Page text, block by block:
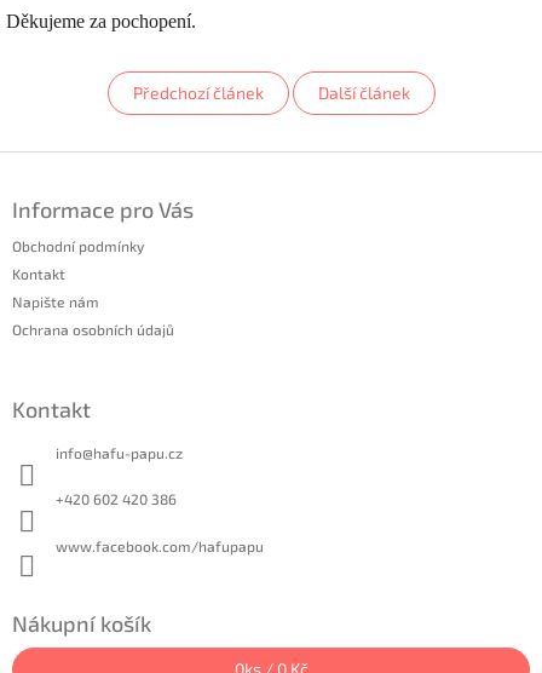
Děkujeme za pochopení.
Předchozí článek Další článek
Informace pro Vás
Obchodní podmínky
Kontakt
Napište nám
Ochrana osobních údajů
Kontakt
info@hafu-papu.cz
+420 602 420 386
www.facebook.com/hafupapu
Nákupní košík